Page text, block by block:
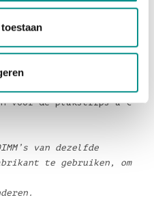
plaatsen het geheugen
voor u plaatsen, dat is
voor de plakstrips a €
van dezelfde
te gebruiken, om